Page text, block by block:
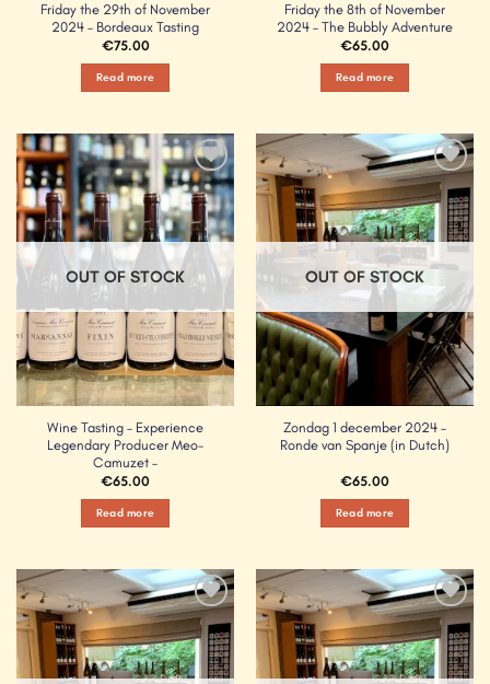
Friday the 29th of November
2024 – Bordeaux Tasting
€75.00
Read more
Friday the 8th of November
2024 – The Bubbly Adventure
€65.00
Read more
Add to
Wishlist
OUT OF STOCK
Wine Tasting – Experience
Legendary Producer Meo-
Camuzet –
€65.00
Read more
Add to
Wishlist
OUT OF STOCK
Zondag 1 december 2024 –
Ronde van Spanje (in Dutch)
€65.00
Read more
Add to
Wishlist
Add to
Wishlist